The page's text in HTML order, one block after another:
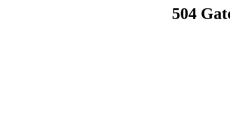
504